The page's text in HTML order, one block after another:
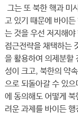
그는 또 북한 핵과 미
고 있기 때문에 바이
는 것을 우선 저지해
접근전략을 채택하는
을 활용하여 의제분
성이 크고, 북한의 약
으로 되돌아갈 수 있
에 동의해도 어떻게
려운 과제를 바이든